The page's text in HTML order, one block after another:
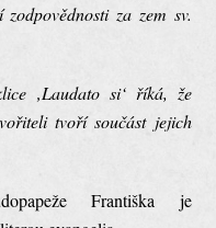
zodpovědnosti za zem sv.
‚Laudato si‘ říká, že
tvoří součást jejich
Františka je